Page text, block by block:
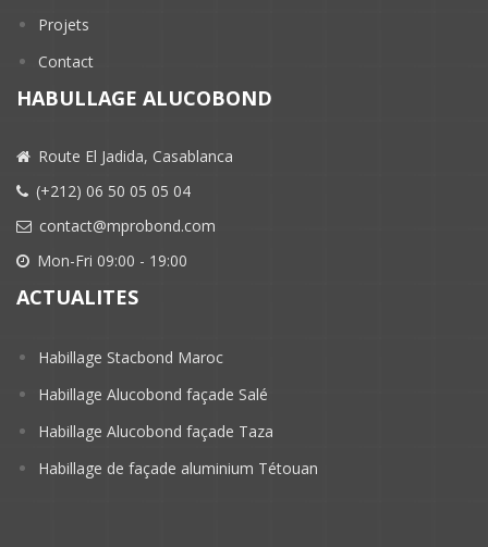
Projets
Contact
HABULLAGE ALUCOBOND
Route El Jadida, Casablanca
(+212) 06 50 05 05 04
contact@mprobond.com
Mon-Fri 09:00 - 19:00
ACTUALITES
Habillage Stacbond Maroc
Habillage Alucobond façade Salé
Habillage Alucobond façade Taza
Habillage de façade aluminium Tétouan